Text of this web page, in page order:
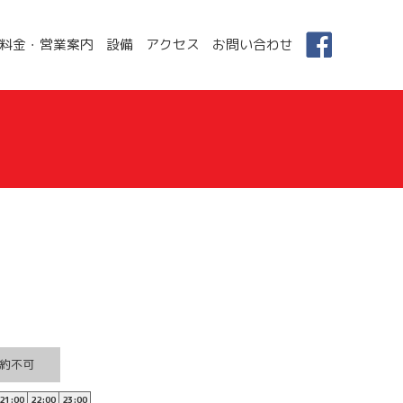
料金・営業案内 設備 アクセス お問い合わせ
不可
21:00 22:00 23:00